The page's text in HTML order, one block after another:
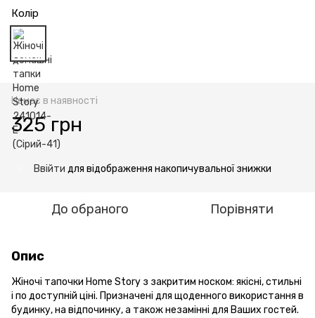
Колір
Немає в наявності
325 грн
Ввійти для відображення накопичувальної знижки
До обраного Порівняти
Опис
Жіночі тапочки Home Story з закритим носком: якісні, стильні
і по доступній ціні. Призначені для щоденного використання в
будинку, на відпочинку, а також незамінні для Ваших гостей.